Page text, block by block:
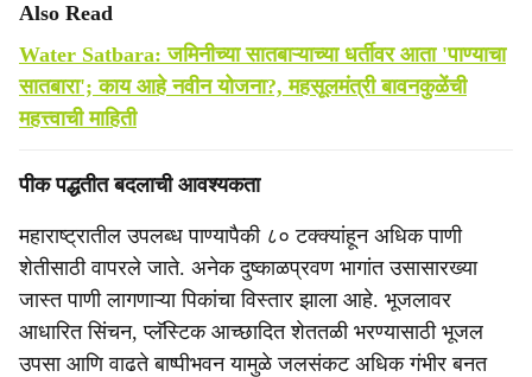
Also Read
Water Satbara: जमिनीच्या सातबाऱ्याच्या धर्तीवर आता 'पाण्याचा
सातबारा'; काय आहे नवीन योजना?, महसूलमंत्री बावनकुळेंची
महत्त्वाची माहिती
पीक पद्धतीत बदलाची आवश्यकता
महाराष्ट्रातील उपलब्ध पाण्यापैकी ८० टक्क्यांहून अधिक पाणी
शेतीसाठी वापरले जाते. अनेक दुष्काळप्रवण भागांत उसासारख्या
जास्त पाणी लागणाऱ्या पिकांचा विस्तार झाला आहे. भूजलावर
आधारित सिंचन, प्लॅस्टिक आच्छादित शेततळी भरण्यासाठी भूजल
उपसा आणि वाढते बाष्पीभवन यामुळे जलसंकट अधिक गंभीर बनत